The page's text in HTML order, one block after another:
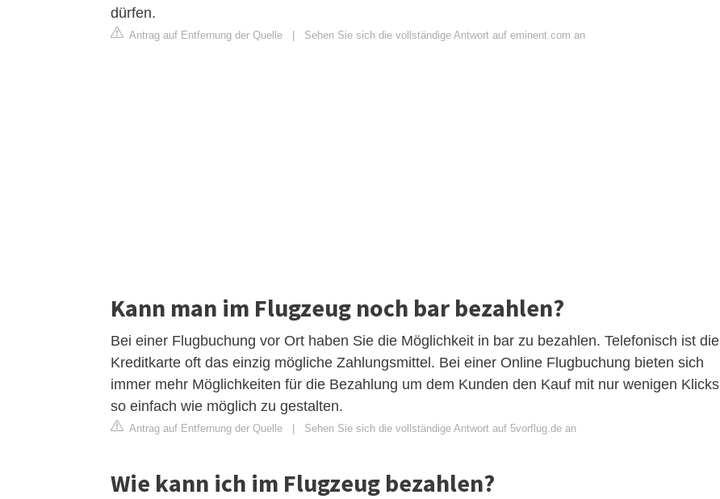
dürfen.
Antrag auf Entfernung der Quelle Sehen Sie sich die vollständige Antwort auf eminent.com an
Kann man im Flugzeug noch bar bezahlen?
Bei einer Flugbuchung vor Ort haben Sie die Möglichkeit in bar zu bezahlen. Telefonisch ist die
Kreditkarte oft das einzig mögliche Zahlungsmittel. Bei einer Online Flugbuchung bieten sich
immer mehr Möglichkeiten für die Bezahlung um dem Kunden den Kauf mit nur wenigen Klicks
so einfach wie möglich zu gestalten.
Antrag auf Entfernung der Quelle Sehen Sie sich die vollständige Antwort auf 5vorflug.de an
Wie kann ich im Flugzeug bezahlen?